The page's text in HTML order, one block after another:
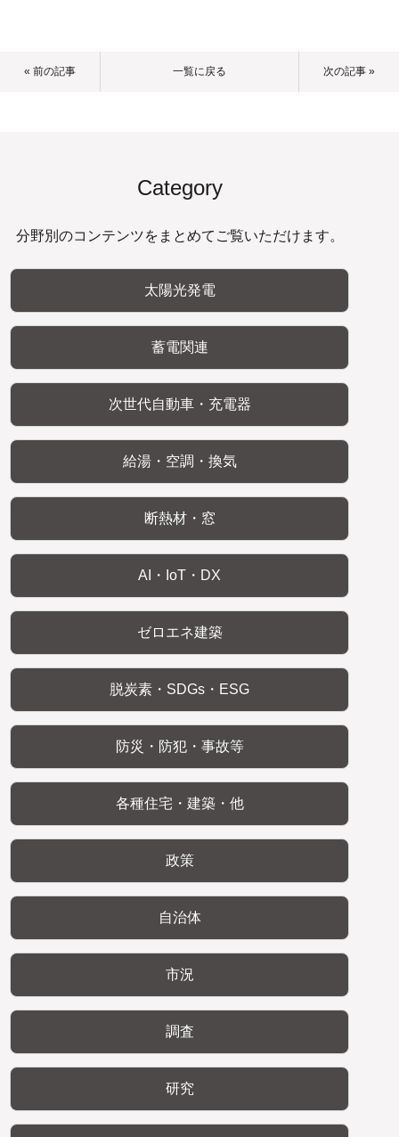
« 前の記事 一覧に戻る 次の記事 »
Category
分野別のコンテンツをまとめてご覧いただけます。
太陽光発電
蓄電関連
次世代自動車・充電器
給湯・空調・換気
断熱材・窓
AI・IoT・DX
ゼロエネ建築
脱炭素・SDGs・ESG
防災・防犯・事故等
各種住宅・建築・他
政策
自治体
市況
調査
研究